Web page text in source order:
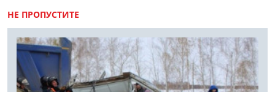
НЕ ПРОПУСТИТЕ